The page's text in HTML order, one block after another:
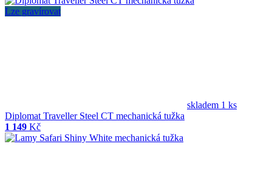
Lze gravírovat
skladem 1 ks
Diplomat Traveller Steel CT mechanická tužka
1 149 Kč